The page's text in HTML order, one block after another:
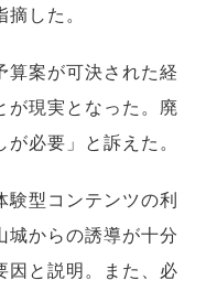
した。
案が可決された経
が現実となった。廃
必要」と訴えた。
型コンテンツの利
城からの誘導が十分
因と説明。また、必